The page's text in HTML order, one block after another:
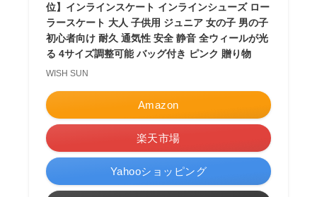
位】インラインスケート インラインシューズ ロー
ラースケート 大人 子供用 ジュニア 女の子 男の子
初心者向け 耐久 通気性 安全 静音 全ウィールが光
る 4サイズ調整可能 バッグ付き ピンク 贈り物
WISH SUN
Amazon
楽天市場
Yahooショッピング